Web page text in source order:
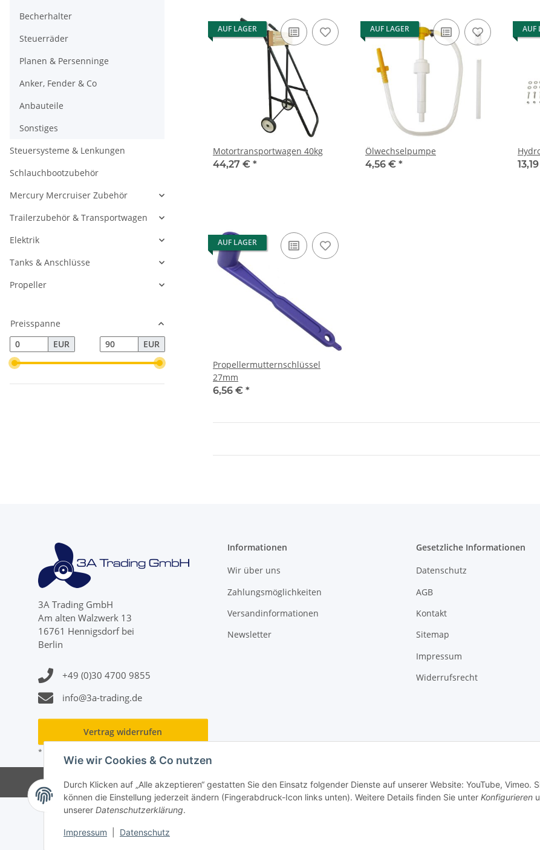
Wie wir Cookies & Co nutzen
Durch Klicken auf „Alle akzeptieren“ gestatten Sie den Einsatz folgender Dienste auf unserer Website: YouTube, Vimeo.
können die Einstellung jederzeit ändern (Fingerabdruck-Icon links unten). Weitere Details finden Sie unter Konfigurieren
unserer Datenschutzerklärung.
Impressum Datenschutz
AUF LAGER
Motortransportwagen 40kg
44,27 € *
AUF LAGER
Ölwechselpumpe
4,56 € *
AUF
AUF LAGER
Propellermutternschlüssel
27mm
6,56 € *
Becherhalter
Steuerräder
Planen & Persenninge
Anker, Fender & Co
Anbauteile
Sonstiges
Steuersysteme & Lenkungen
Schlauchbootzubehör
Mercury Mercruiser Zubehör
Trailerzubehör & Transportwagen
Elektrik
Tanks & Anschlüsse
Propeller
Preisspanne
EUR
EUR
3A Trading GmbH
Am alten Walzwerk 13
16761 Hennigsdorf bei
Berlin
+49 (0)30 4700 9855
info@3a-trading.de
Informationen
Wir über uns
Zahlungsmöglichkeiten
Versandinformationen
Newsletter
Gesetzliche Informationen
Datenschutz
AGB
Kontakt
Sitemap
Impressum
Widerrufsrecht
Vertrag widerrufen
* Alle Preise inkl. gesetzlicher USt., zzgl.
© 2026 - 3A Trading GmbH - Alle Rechte vorbehalten